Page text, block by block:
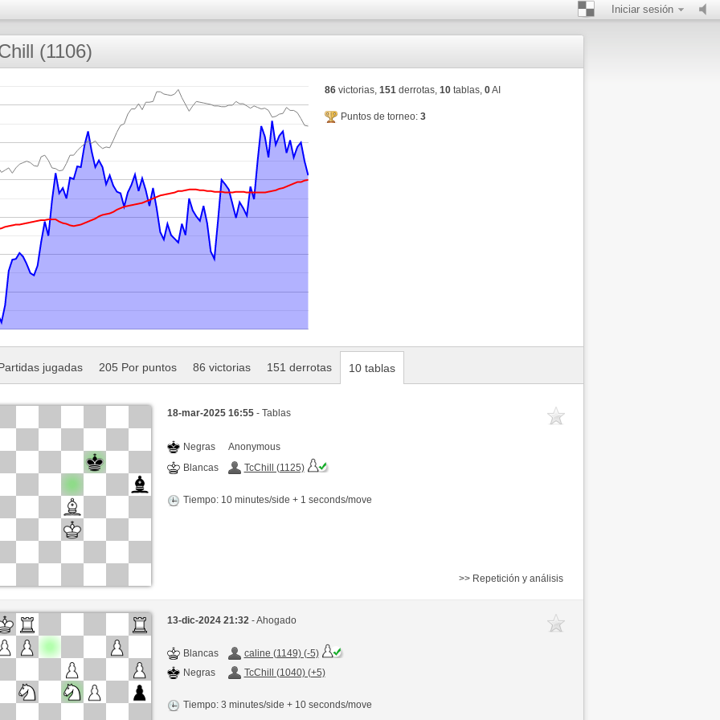
Iniciar sesión
(1106)
86victorias, 151derrotas, 10tablas, 0AI
Puntos de torneo: 3
jugadas 205 Por puntos 86 victorias 151 derrotas 10 tablas
18-mar-2025 16:55 - Tablas
Negras
Anonymous
Blancas
TcChill (1125)
Tiempo: 10 minutes/side + 1 seconds/move
>> Repetición y análisis
13-dic-2024 21:32 - Ahogado
Blancas
caline (1149) (-5)
Negras
TcChill (1040) (+5)
Tiempo: 3 minutes/side + 10 seconds/move